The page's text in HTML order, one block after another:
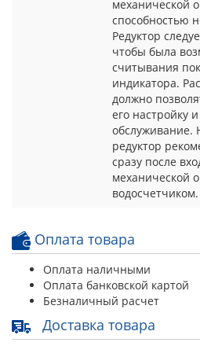
механической
способностью
Редуктор
чтобы была
считывания
индикатора.
должно
его настройку
обслуживание.
редуктор
сразу после
механической
водосчетчиком.
Оплата товара
Оплата наличными
Оплата банковской картой
Безналичный расчет
Доставка товара